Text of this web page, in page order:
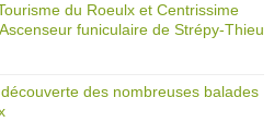
du Roeulx et Centrissime
funiculaire de Strépy-Thieu
des nombreuses balades